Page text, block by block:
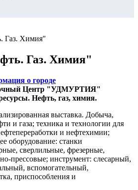
Газ. Химия"
Газ. Химия"
о городе
Центр "УДМУРТИЯ"
Нефть, газ, химия.
выставка. Добыча,
и газа; техника и технологии для
и нефтехимии;
оборудование: станки
сверлильные, фрезерные,
прессовые; инструмент: слесарный,
вспомогательный,
приспособления и